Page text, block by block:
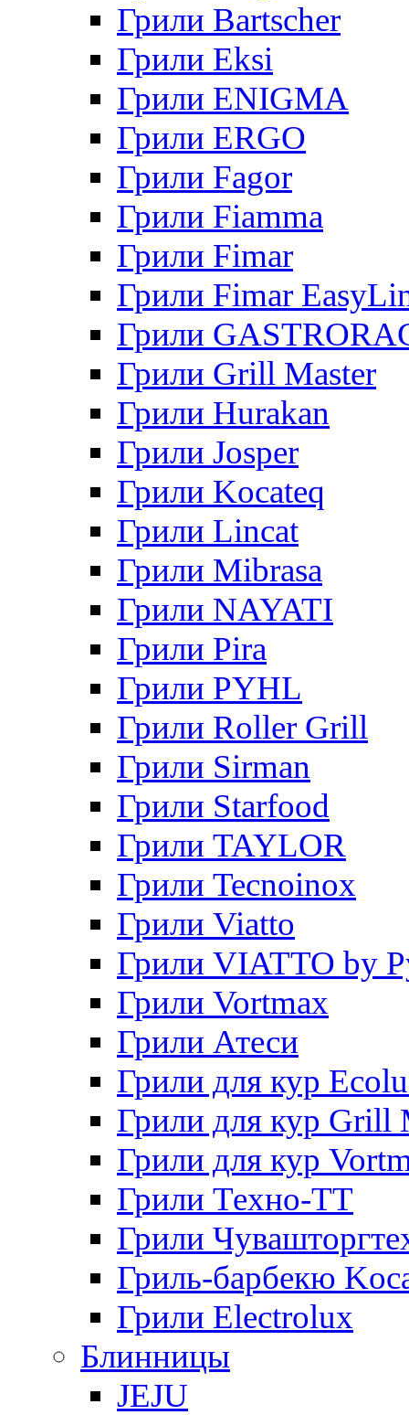
Грили Bartscher
Грили Eksi
Грили ENIGMA
Грили ERGO
Грили Fagor
Грили Fiamma
Грили Fimar
Грили Fimar
Грили
Грили Grill Master
Грили Hurakan
Грили Josper
Грили Kocateq
Грили Lincat
Грили Mibrasa
Грили NAYATI
Грили Pira
Грили PYHL
Грили Roller Grill
Грили Sirman
Грили Starfood
Грили TAYLOR
Грили Tecnoinox
Грили Viatto
Грили VIATTO by
Грили Vortmax
Грили Атеси
Грили для кур
Грили для кур Grill
Грили для кур
Грили Техно-ТТ
Грили
Гриль-барбекю
Грили Electrolux
Блинницы
JEJU